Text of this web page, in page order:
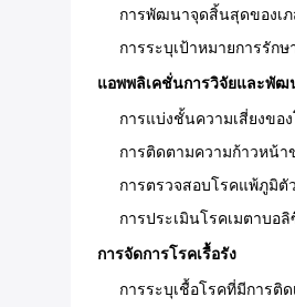
การพัฒนาจุดสิ้นสุดของเ
การระบุเป้าหมายการรักษ
แอพพลิเคชั่นการวิจัยและพัฒ
การแบ่งชั้นความเสี่ยงขอ
การติดตามความก้าวหน้า
การตรวจสอบโรคแพ้ภูมิตัว
การประเมินโรคเมตาบอ
การจัดการโรคเรื้อรัง
การระบุเชื้อโรคที่มีการติด